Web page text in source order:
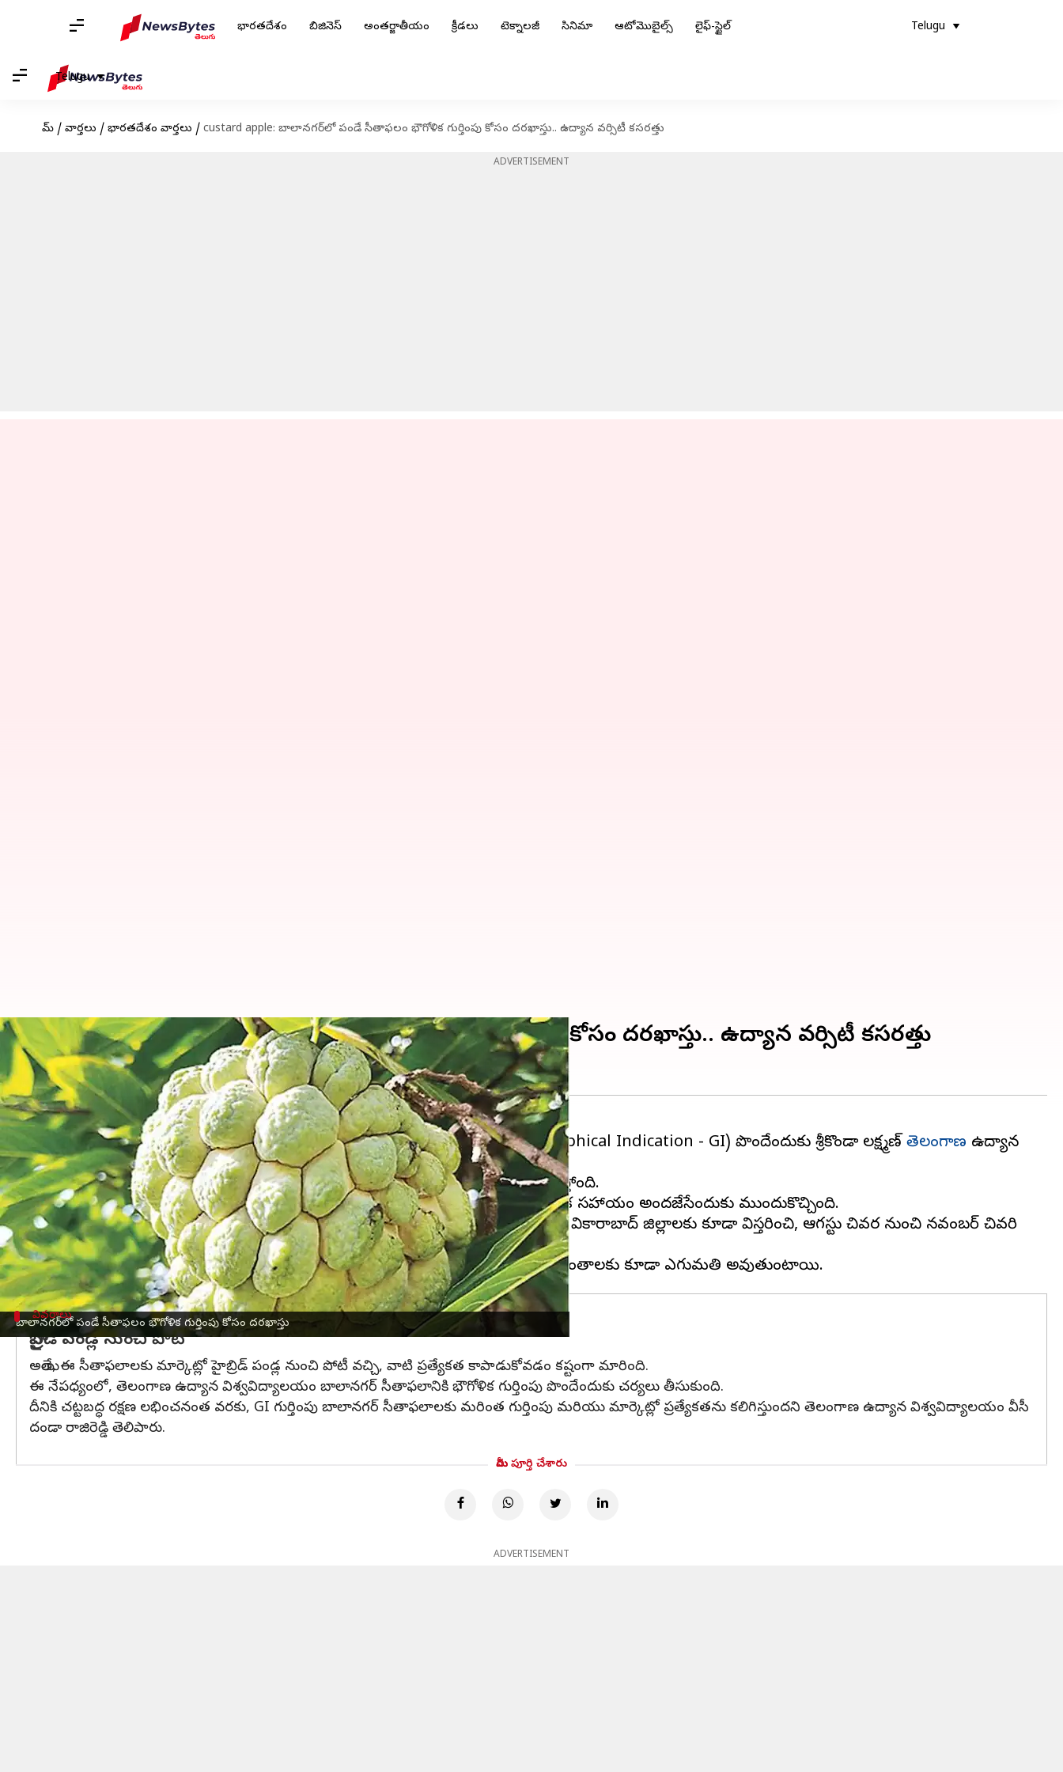
భారతదేశం బిజినెస్ అంతర్జాతీయం క్రీడలు టెక్నాలజీ సినిమా ఆటోమొబైల్స్ లైఫ్-స్టైల్ Telugu
Telugu
హోమ్ / వార్తలు / భారతదేశం వార్తలు / custard apple: బాలానగర్‌లో పండే సీతాఫలం భౌగోళిక గుర్తింపు కోసం దరఖాస్తు.. ఉద్యాన వర్సిటీ కసరత్తు
ADVERTISEMENT
బాలానగర్‌లో పండే సీతాఫలం భౌగోళిక గుర్తింపు కోసం దరఖాస్తు
custard apple: బాలానగర్‌లో పండే సీతాఫలం భౌగోళిక గుర్తింపు కోసం దరఖాస్తు.. ఉద్యాన వర్సిటీ కసరత్తు
వ్రాసిన వారు Sirish Praharaju Nov 29, 2024 11:52 am
ఈ వార్తాకథనం ఏంటి
మహబూబ్‌నగర్‌ జిల్లా బాలానగర్‌లో ఉత్పత్తి అయ్యే సీతాఫలానికి భౌగోళిక గుర్తింపు (Geographical Indication - GI) పొందేందుకు శ్రీకొండా లక్ష్మణ్‌ తెలంగాణ ఉద్యాన
విశ్వవిద్యాలయం నిర్ణయం తీసుకుంది.
ఈ మేరకు విద్యాలయం ఇప్పటికే ప్రాథమిక అధ్యయనాలను ప్రారంభించి, గణాంకాలను సేకరిస్తోంది.
ఈ ప్రాజెక్టుకు నాబార్డు (జాతీయ వ్యవసాయ, గ్రామీణాభివృద్ధి బ్యాంకు) రూ.12.70 లక్షల ఆర్థిక సహాయం అందజేసేందుకు ముందుకొచ్చింది.
బాలానగర్‌ అడవుల్లో పుట్టిన ఈ సీతాఫలం, ఉమ్మడి మహబూబ్‌నగర్‌ జిల్లాతో పాటు రంగారెడ్డి, వికారాబాద్‌ జిల్లాలకు కూడా విస్తరించి, ఆగస్టు చివర నుంచి నవంబర్‌ చివరి
వరకు గిరిజనులకు ఉపాధి అవకాశాలను అందిస్తుంది.
వివరాలు
హైబ్రిడ్‌ పండ్ల నుంచి పోటీ
అయితే, ఈ సీతాఫలాలకు మార్కెట్లో హైబ్రిడ్‌ పండ్ల నుంచి పోటీ వచ్చి, వాటి ప్రత్యేకత కాపాడుకోవడం కష్టంగా మారింది.
ఈ నేపధ్యంలో, తెలంగాణ ఉద్యాన విశ్వవిద్యాలయం బాలానగర్‌ సీతాఫలానికి భౌగోళిక గుర్తింపు పొందేందుకు చర్యలు తీసుకుంది.
దీనికి చట్టబద్ధ రక్షణ లభించనంత వరకు, GI గుర్తింపు బాలానగర్‌ సీతాఫలాలకు మరింత గుర్తింపు మరియు మార్కెట్లో ప్రత్యేకతను కలిగిస్తుందని తెలంగాణ ఉద్యాన విశ్వవిద్యాలయం వీసీ
దండా రాజిరెడ్డి తెలిపారు.
మీరు పూర్తి చేశారు
ADVERTISEMENT